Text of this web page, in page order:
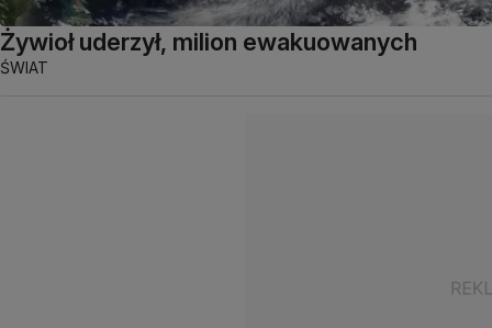
Żywioł uderzył, milion ewakuowanych
ŚWIAT